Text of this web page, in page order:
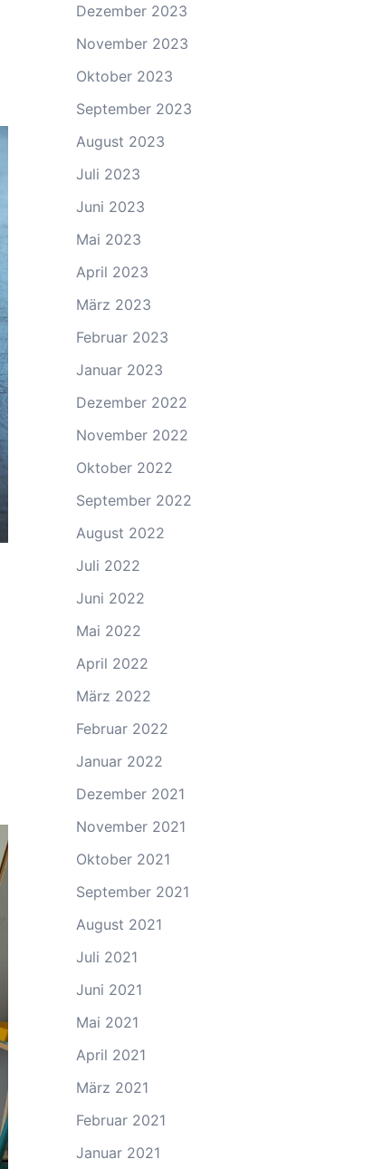
Dezember 2023
November 2023
Oktober 2023
September 2023
August 2023
Juli 2023
Juni 2023
Mai 2023
April 2023
März 2023
Februar 2023
Januar 2023
Dezember 2022
November 2022
Oktober 2022
September 2022
August 2022
Juli 2022
Juni 2022
Mai 2022
April 2022
März 2022
Februar 2022
Januar 2022
Dezember 2021
November 2021
Oktober 2021
September 2021
August 2021
Juli 2021
Juni 2021
Mai 2021
April 2021
März 2021
Februar 2021
Januar 2021